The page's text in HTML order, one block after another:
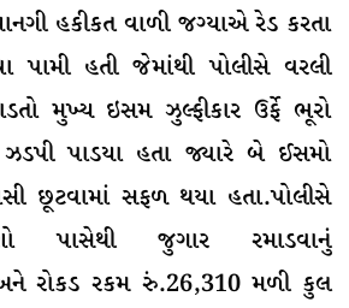
હકીકત વાળી જગ્યાએ રેડ કરતા
પામી હતી જેમાંથી પોલીસે વરલી
મુખ્ય ઇસમ ઝુલ્ફીકાર ઉર્ફે ભૂરો
પાડયા હતા જ્યારે બે ઈસમો
છૂટવામાં સફળ થયા હતા.પોલીસે
પાસેથી જુગાર રમાડવાનું
રોકડ રકમ રું.26,310 મળી કુલ